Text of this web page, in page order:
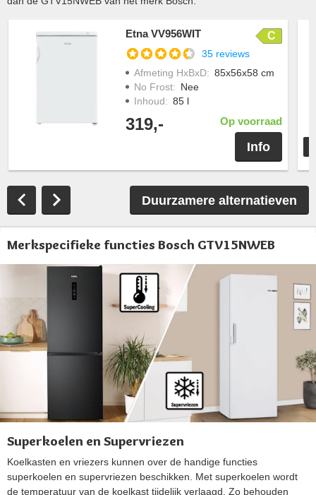
Etna VV956WIT C
35 reviews
Afmeting HxBxD: 85x56x58 cm
No Frost: Nee
Inhoud: 85 l
319,- Op voorraad
Info
Duurzamere alternatieven
Merkspecifieke functies Bosch GTV15NWEB
Superkoelen en Supervriezen
Koelkasten en vriezers kunnen over de handige functies
superkoelen en supervriezen beschikken. Met superkoelen wordt
de temperatuur van de koelkast tijdelijk verlaagd. Zo behouden